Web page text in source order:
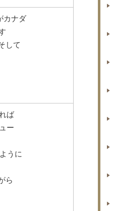
カナダ
して
ば
ー
うに
ら